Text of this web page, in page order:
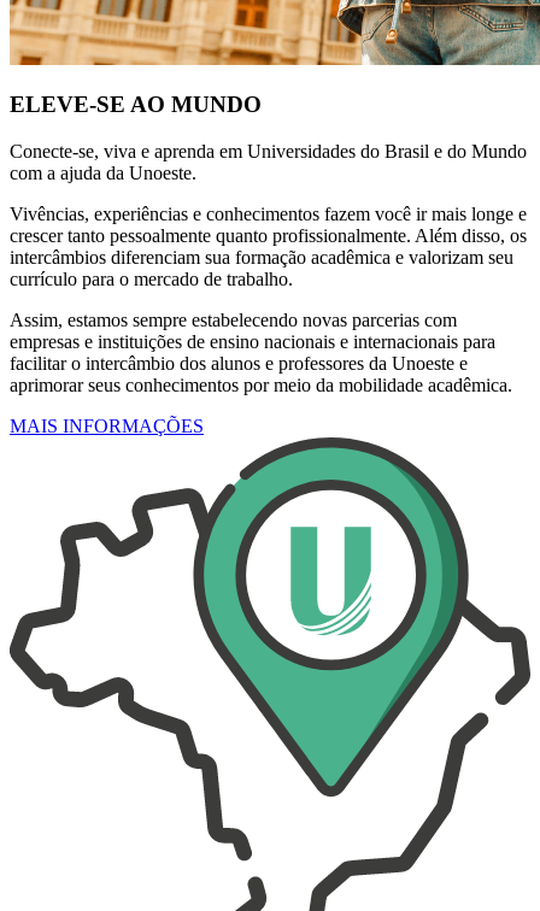
ELEVE-SE AO MUNDO
Conecte-se, viva e aprenda em Universidades do Brasil e do Mundo
com a ajuda da Unoeste.
Vivências, experiências e conhecimentos fazem você ir mais longe e
crescer tanto pessoalmente quanto profissionalmente. Além disso, os
intercâmbios diferenciam sua formação acadêmica e valorizam seu
currículo para o mercado de trabalho.
Assim, estamos sempre estabelecendo novas parcerias com
empresas e instituições de ensino nacionais e internacionais para
facilitar o intercâmbio dos alunos e professores da Unoeste e
aprimorar seus conhecimentos por meio da mobilidade acadêmica.
MAIS INFORMAÇÕES